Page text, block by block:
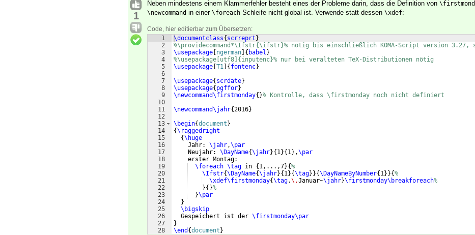
1
Neben mindestens einem Klammerfehler besteht eines der Probleme darin, dass die Definition von
\newcommand in einer \foreach Schleife nicht global ist. Verwende statt dessen \xdef:
Code, hier editierbar zum Übersetzen:
1
2
3
4
5
6
7
8
9
10
11
12
13
14
15
16
17
18
19
20
21
22
23
24
25
26
27
28
\documentclass{ scrreprt }
%\providecommand*\Ifstr{\ifstr}% nötig bis einschließlich KOMA-Script version 3.27,
\usepackage ngerman { babel }
%\usepackage[utf8]{inputenc}% nur bei veralteten TeX-Distributionen nötig
\usepackage T1 { fontenc}
\usepackage{ scrdate}
\usepackage{ pgffor}
\newcommand\firstmonday{ }% Kontrolle, dass \firstmonday noch nicht definiert
\newcommand\jahr{2016}
\begin{document }
{\raggedright
{\huge
    Jahr:
\jahr,\par
    Neujahr:
\DayName{\jahr}{ 1}{ 1} ,\par
    erster Montag:
\foreach \tag in { 1,...,7}{%
\Ifstr{\DayName{\jahr}{ 1}{\tag}}{\DayNameByNumber{ 1}}{%
\xdef\firstmonday{\tag.\,Januar~\jahr}\firstmonday\breakforeach%
}{ }%
}\par
}
\bigskip
  Gespeichert ist der
\firstmonday\par
}
\end {document }